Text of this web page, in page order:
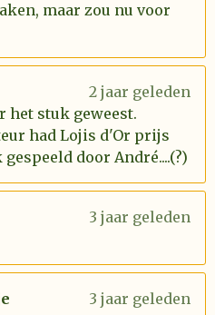
maar zou nu voor
2 jaar geleden
het stuk geweest.
had Lojis d'Or prijs
door André....(?)
3 jaar geleden
3 jaar geleden